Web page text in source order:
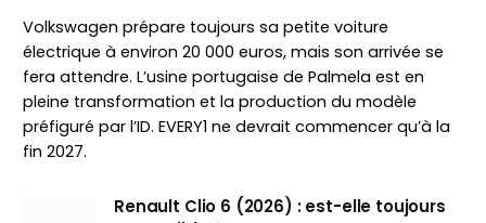
Volkswagen prépare toujours sa petite voiture
électrique à environ 20 000 euros, mais son arrivée se
fera attendre. L’usine portugaise de Palmela est en
pleine transformation et la production du modèle
préfiguré par l’ID. EVERY1 ne devrait commencer qu’à la
fin 2027.
Renault Clio 6 (2026) : est-elle toujours